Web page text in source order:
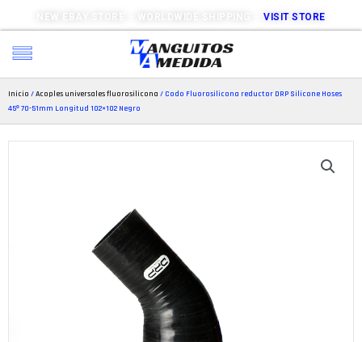
NEW EBAY STORE – WORLDWIDE SHIPPING –VISIT STORE
Inicio /Acoples universales fluorosilicona / Codo Fluorosilicona reductor DRP Silicone Hoses
45º 70-51mm Longitud 102×102 Negro